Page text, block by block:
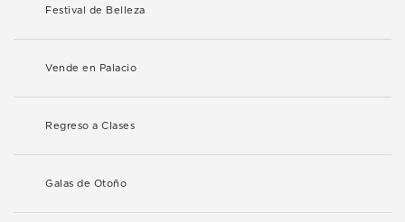
Festival de Belleza
Vende en Palacio
Regreso a Clases
Galas de Otoño